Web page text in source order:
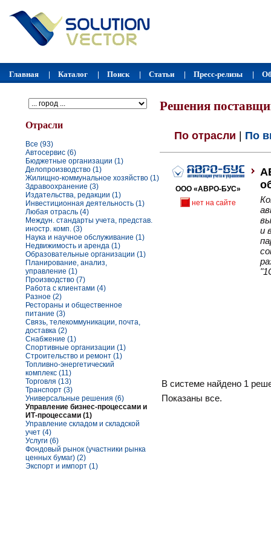
Главная Каталог Поиск Статьи Пресс-релизы
Отрасли
Все (93)
Автосервис (6)
Бюджетные организации (1)
Делопроизводство (1)
Жилищно-коммунальное хозяйство (1)
Здравоохранение (3)
Издательства, редакции (1)
Инвестиционная деятельность (1)
Любая отрасль (4)
Междун. стандарты учета, представ.
иностр. комп. (3)
Наука и научное обслуживание (1)
Недвижимость и аренда (1)
Образовательные организации (1)
Планирование, анализ,
управление (1)
Производство (7)
Работа с клиентами (4)
Разное (2)
Рестораны и общественное
питание (3)
Связь, телекоммуникации, почта,
доставка (2)
Снабжение (1)
Спортивные организации (1)
Строительство и ремонт (1)
Топливно-энергетический
комплекс (11)
Торговля (13)
Транспорт (3)
Универсальные решения (6)
Управление бизнес-процессами и
ИТ-процессами (1)
Управление складом и складской
учет (4)
Услуги (6)
Фондовый рынок (участники рынка
ценных бумаг) (2)
Экспорт и импорт (1)
Решения
По отрасли По
ООО «АВРО-БУС»
нет на сайте
и
В системе найдено 1
Показаны все.